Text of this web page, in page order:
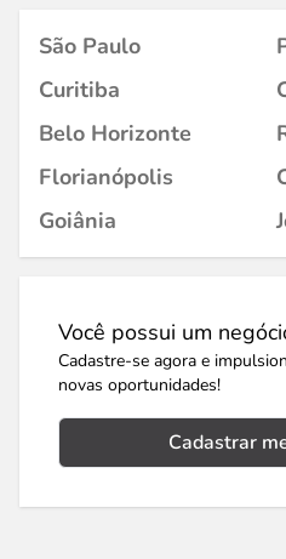
São Paulo
Curitiba
Belo Horizonte
Florianópolis
Goiânia
Você possui um
Cadastre-se agora e
novas oportunidades!
Cadastrar